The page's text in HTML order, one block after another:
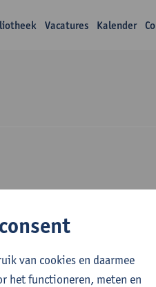
Vacatures Kalender
Bal
van cookies en daarmee
het functioneren, meten en